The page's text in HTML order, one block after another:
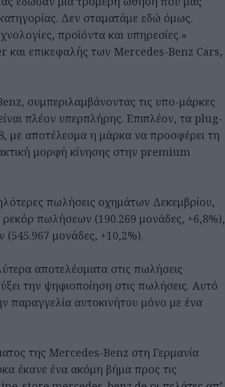
Δεν σταματάμε εδώ όμως.
προϊόντα και υπηρεσίες.»
επικεφαλής των Mercedes-Benz Cars,
συμπεριλαμβάνοντας τις υπο-μάρκες
πλέον υπερπλήρης. Επιπλέον, τα plug-
αποτέλεσμα η μάρκα να προσφέρει τη
μορφή κίνησης στην premium
πωλήσεις οχημάτων Δεκεμβρίου,
πωλήσεων (190.269 μονάδες, +6,8%),
μονάδες, +10,2%).
αποτελέσματα στις πωλήσεις
την ψηφιοποίηση στις πωλήσεις. Αυτό
παραγγελία αυτοκινήτου μόνο με ένα
της Mercedes-Benz στη Γερμανία
έκανε ένα ακόμη βήμα προς τις